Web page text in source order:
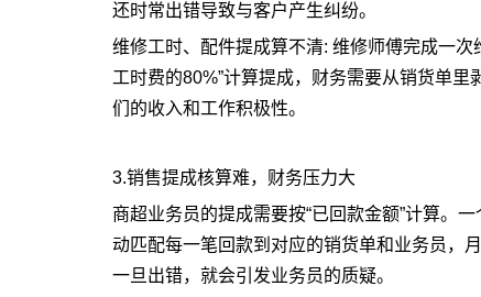
还时常出错导致与客户产生纠纷。
维修工时、配件提成算不清: 维修师傅完成一
工时费的80%”计算提成，财务需要从销货单
们的收入和工作积极性。
3.销售提成核算难，财务压力大
商超业务员的提成需要按“已回款金额”计算。
动匹配每一笔回款到对应的销货单和业务员，
一旦出错，就会引发业务员的质疑。